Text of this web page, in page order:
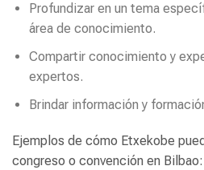
Profundizar en un tema
área de conocimiento.
Compartir conocimiento y
expertos.
Brindar información y
Ejemplos de cómo Etxekobe
congreso o convención en Bilbao: